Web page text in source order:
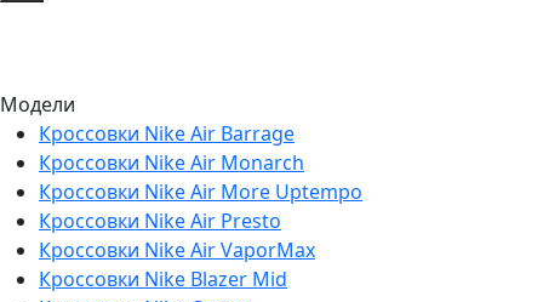
Модели
Кроссовки Nike Air Barrage
Кроссовки Nike Air Monarch
Кроссовки Nike Air More Uptempo
Кроссовки Nike Air Presto
Кроссовки Nike Air VaporMax
Кроссовки Nike Blazer Mid